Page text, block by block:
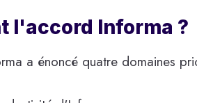
l'accord Informa ?
a énoncé quatre domaines